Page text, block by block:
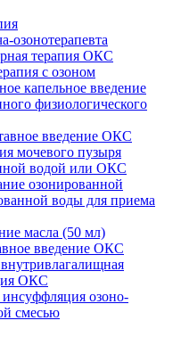
озонотерапевта
терапия ОКС
с озоном
капельное введение
физиологического
введение ОКС
мочевого пузыря
водой или ОКС
озонированной
воды для приема
масла (50 мл)
введение ОКС
ОКС
инсуффляция озоно-
смесью